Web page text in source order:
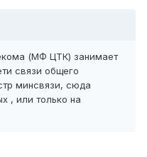
(МФ ЦТК) занимает
связи общего
минсвязи, сюда
, или только на